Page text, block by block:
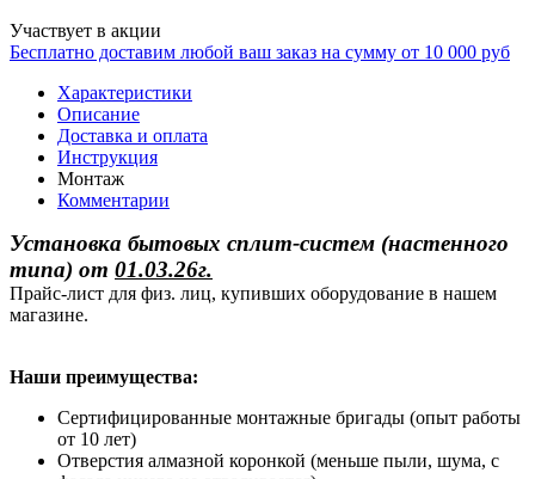
Участвует в акции
Бесплатно доставим любой ваш заказ на сумму от 10 000 руб
Характеристики
Описание
Доставка и оплата
Инструкция
Монтаж
Комментарии
Установка бытовых сплит-систем (настенного
типа) от 01.03.26г.
Прайс-лист для физ. лиц, купивших оборудование в нашем
магазине.
Наши преимущества:
Сертифицированные монтажные бригады (опыт работы
от 10 лет)
Отверстия алмазной коронкой (меньше пыли, шума, с